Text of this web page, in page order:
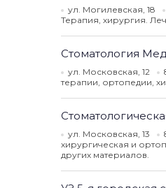
ул. Могилевская, 18
Терапия, хирургия.
Стоматология
ул. Московская, 12
терапии, ортопедии,
ул. Московская, 13
хирургическая и
других материалов.